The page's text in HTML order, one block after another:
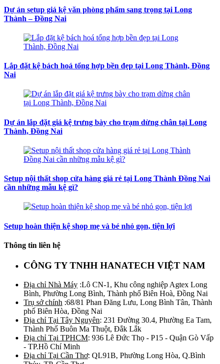
Dự án setup giá kệ văn phòng phẩm sang trọng tại Long
Thành – Đồng Nai
Lắp đặt kệ bách hoá tổng hợp bền đẹp tại Long Thành, Đồng
Nai
Dự án lắp đặt giá kệ trưng bày cho trạm dừng chân tại Long
Thành, Đồng Nai
Setup nội thất shop cửa hàng giá rẻ tại Long Thành Đồng Nai
cần những mẫu kệ gì?
Setup hoàn thiện kệ shop mẹ và bé nhỏ gọn, tiện lợi
Thông tin liên hệ
CÔNG TY TNHH HANATECH VIỆT NAM
Địa chỉ Nhà Máy :Lô CN-1, Khu công nghiệp Agtex Long
Bình, Phường Long Bình, Thành phố Biên Hoà, Đồng Nai
Trụ sở chính :68/81 Phan Đăng Lưu, Long Bình Tân, Thành
phố Biên Hòa, Đồng Nai
Địa chỉ Tại Tây Nguyên: 231 Đường 30.4, Phường Ea Tam,
Thành Phố Buôn Ma Thuột, Đắk Lắk
Địa chỉ Tại TPHCM: 936 Lê Đức Thọ - P15 - Quận Gò Vấp
- TP.Hồ Chí Minh
Địa chỉ Tại Cần Thơ: QL91B, Phường Long Hòa, Q.Bình